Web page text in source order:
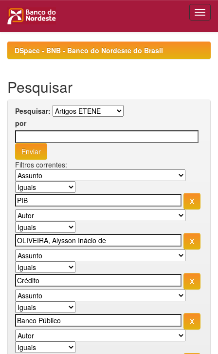
navigationDSpace - BNB - Banco do Nordeste do Brasil
Pesquisar
Pesquisar:
por
Filtros correntes: